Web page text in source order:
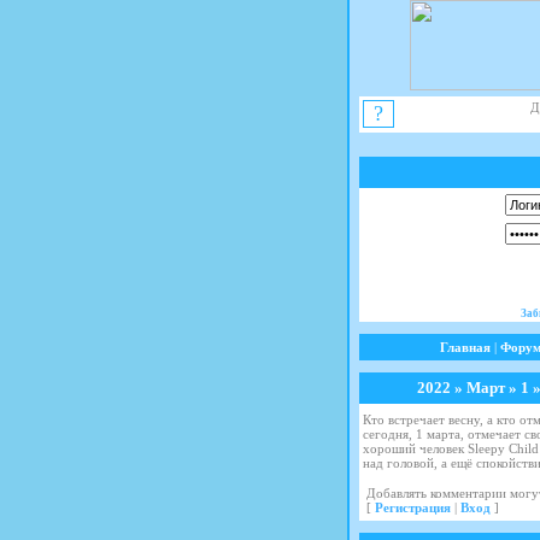
?
Главная |
2022 » Март » 1
Кто встречает весну, а кто
сегодня, 1 марта, отмечает
хороший человек Sleepy
над головой, а ещё
Добавлять комментарии
[ Регистрация | Вход ]